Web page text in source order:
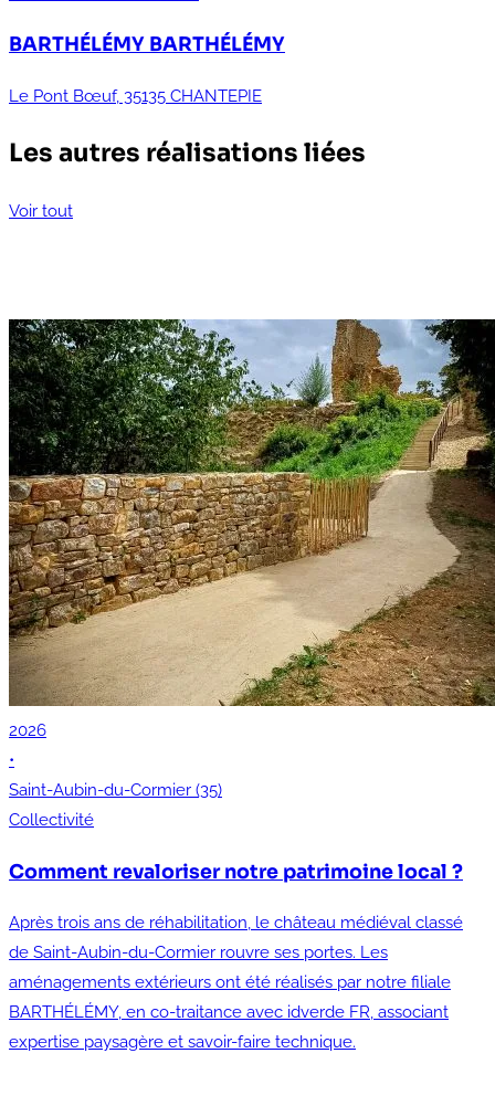
BARTHÉLÉMY BARTHÉLÉMY
Le Pont Bœuf, 35135 CHANTEPIE
Les autres réalisations liées
Voir tout
2026
•
Saint-Aubin-du-Cormier (35)
Collectivité
Comment revaloriser notre patrimoine local ?
Après trois ans de réhabilitation, le château médiéval classé
de Saint-Aubin-du-Cormier rouvre ses portes. Les
aménagements extérieurs ont été réalisés par notre filiale
BARTHÉLÉMY, en co-traitance avec idverde FR, associant
expertise paysagère et savoir-faire technique.